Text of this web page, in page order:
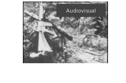
Audiovisual